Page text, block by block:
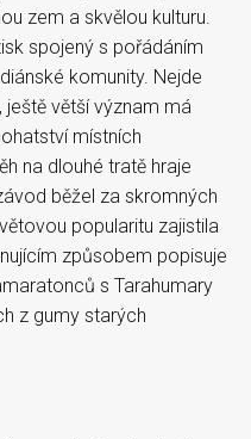
zem a skvělou kulturu.
spojený s pořádáním
komunity. Nejde
větší význam má
místních
na dlouhé tratě hraje
běžel za skromných
popularitu zajistila
způsobem popisuje
s Tarahumary
z gumy starých